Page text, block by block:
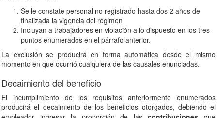
Se le constate personal no registrado hasta dos 2 años de
finalizada la vigencia del régimen
Incluyan a trabajadores en violación a lo dispuesto en los tres
puntos enumerados en el párrafo anterior.
La exclusión se producirá en forma automática desde el mismo
momento en que ocurrió cualquiera de las causales enunciadas.
Decaimiento del beneficio
El incumplimiento de los requisitos anteriormente enumerados
producirá el decaimiento de los beneficios otorgados, debiendo el